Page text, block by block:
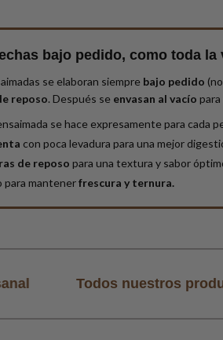
bajo pedido, como toda la
se elaboran siempre bajo pedido
reposo. Después se envasan al vacío
se hace expresamente para cada
con poca levadura para una mejor
de reposo para una textura y sabor
para mantenerfrescura y ternura.
productos están hechos